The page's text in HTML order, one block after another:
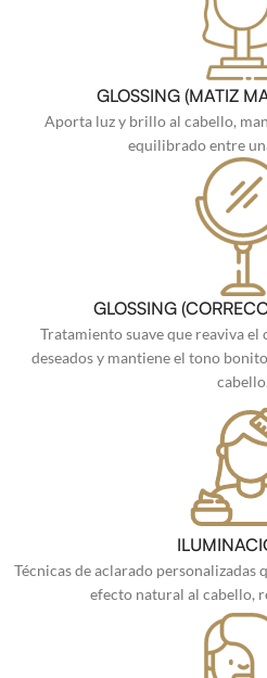
GLOSSING (MATIZ
Aporta luz y brillo al cabello,
equilibrado entre
GLOSSING
Tratamiento suave que reaviva
deseados y mantiene el tono
cabello.
Técnicas de aclarado personalizadas
efecto natural al cabello,